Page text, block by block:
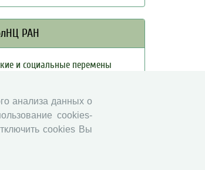
РАН
и социальные перемены
развития
анализа данных о
cookies-
cookies Вы